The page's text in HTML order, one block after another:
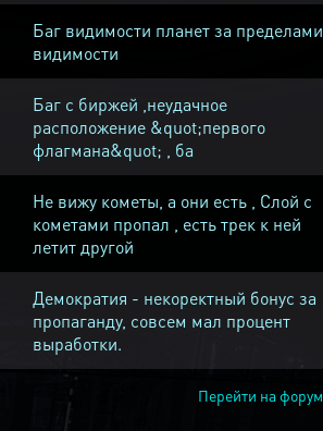
Баг видимости планет за пределами
видимости
Баг с биржей ,неудачное
расположение &quot;первого
флагмана&quot; , ба
Не вижу кометы, а они есть , Слой с
кометами пропал , есть трек к ней
летит другой
Демократия - некоректный бонус за
пропаганду, совсем мал процент
выработки.
Перейти на форум